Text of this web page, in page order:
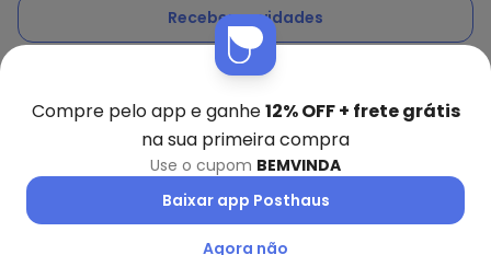
Receber novidades
Ao enviar o cadastro, você concorda com a nossa
Posthaus é uma marca da Posthaus Ltda / CNPJ:
80.462.138/0001-41
Endereço: Rua Werner Duwe, 202 Bairro Badenfurt -
Compre pelo app e ganhe12% OFF + frete grátis
na sua primeira compra
Use o cupom BEMVINDA
Baixar app Posthaus
Agora não